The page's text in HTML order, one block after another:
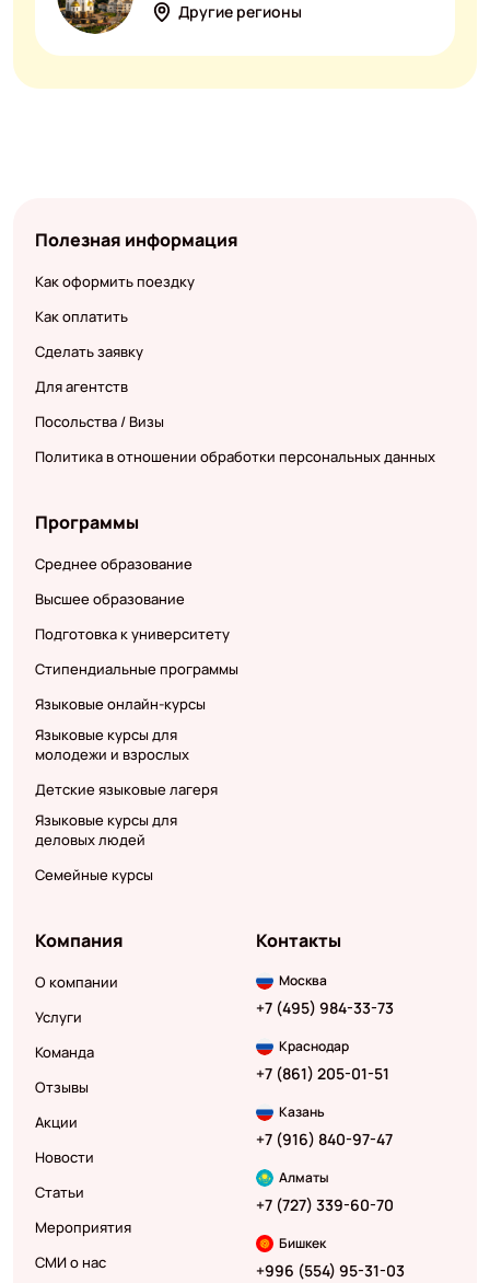
Другие регионы
Полезная информация
Как оформить поездку
Как оплатить
Сделать заявку
Для агентств
Посольства / Визы
Политика в отношении обработки персональных данных
Программы
Среднее образование
Высшее образование
Подготовка к университету
Стипендиальные программы
Языковые онлайн-курсы
Языковые курсы для
молодежи и взрослых
Детские языковые лагеря
Языковые курсы для
деловых людей
Семейные курсы
Компания
О компании
Услуги
Команда
Отзывы
Акции
Новости
Статьи
Мероприятия
СМИ о нас
Контакты
Москва
+7 (495) 984-33-73
Краснодар
+7 (861) 205-01-51
Казань
+7 (916) 840-97-47
Алматы
+7 (727) 339-60-70
Бишкек
+996 (554) 95-31-03